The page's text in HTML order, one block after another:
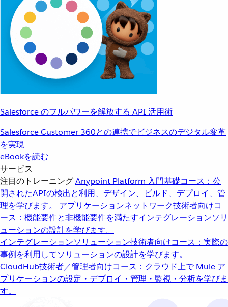
Salesforce のフルパワーを解放する API 活用術
Salesforce Customer 360との連携でビジネスのデジタル変革
を実現
eBookを読む
サービス
注目のトレーニングAnypoint Platform 入門基礎コース：公
開されたAPIの検出と利用、デザイン、ビルド、デプロイ、管
理を学びます。
アプリケーションネットワーク技術者向けコ
ース：機能要件と非機能要件を満たすインテグレーションソリ
ューションの設計を学びます。
インテグレーションソリューション技術者向けコース：実際の
事例を利用してソリューションの設計を学びます。
CloudHub技術者／管理者向けコース：クラウド上で Mule ア
プリケーションの設定・デプロイ・管理・監視・分析を学びま
す。